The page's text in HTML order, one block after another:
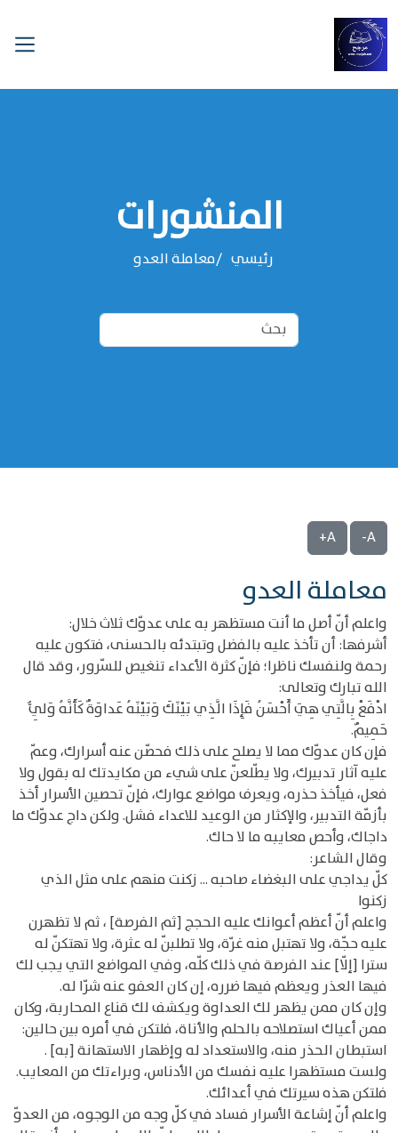
المنشورات
رئيسي معاملة العدو
A-
A+
معاملة العدو
واعلم أنّ أصل ما أنت مستظهر به على عدوّك ثلاث خلال:
أشرفها: أن تأخذ عليه بالفضل وتبتدئه بالحسنى، فتكون عليه
رحمة ولنفسك ناظرا؛ فإنّ كثرة الأعداء تنغيص للسّرور، وقد قال
الله تبارك وتعالى:
ادْفَعْ بِالَّتِي هِيَ أَحْسَنُ فَإِذَا الَّذِي بَيْنَكَ وَبَيْنَهُ عَداوَةٌ كَأَنَّهُ وَلِيٌّ
حَمِيمٌ.
فإن كان عدوّك مما لا يصلح على ذلك فحصّن عنه أسرارك، وعمّ
عليه آثار تدبيرك، ولا يطّلعنّ على شيء من مكايدتك له بقول ولا
فعل، فيأخذ حذره، ويعرف مواضع عوارك، فإنّ تحصين الأسرار أخذ
بأزمّة التدبير، والإكثار من الوعيد للاعداء فشل. ولكن داج عدوّك ما
داجاك، وأحص معايبه ما لا حاك.
وقال الشاعر:
كلّ يداجي على البغضاء صاحبه ... زكنت منهم على مثل الذي
زكنوا
واعلم أنّ أعظم أعوانك عليه الحجج [ثم الفرصة] ، ثم لا تظهرن
عليه حجّة، ولا تهتبل منه غرّة، ولا تطلبنّ له عثرة، ولا تهتكنّ له
سترا [إلّا] عند الفرصة في ذلك كلّه، وفي المواضع التي يجب لك
فيها العذر ويعظم فيها ضرره، إن كان العفو عنه شرّا له.
وإن كان ممن يظهر لك العداوة ويكشف لك قناع المحاربة، وكان
ممن أعياك استصلاحه بالحلم والأناة، فلتكن في أمره بين حالين:
استبطان الحذر منه، والاستعداد له وإظهار الاستهانة [به] .
ولست مستظهرا عليه نفسك من الأدناس، وبراءتك من المعايب.
فلتكن هذه سيرتك في أعدائك.
واعلم أنّ إشاعة الأسرار فساد في كلّ وجه من الوجوه، من العدوّ